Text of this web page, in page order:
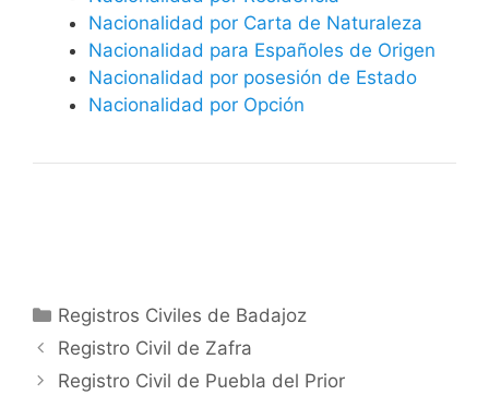
Nacionalidad por Carta de Naturaleza
Nacionalidad para Españoles de Origen
Nacionalidad por posesión de Estado
Nacionalidad por Opción
Categorías
Registros Civiles de Badajoz
Registro Civil de Zafra
Registro Civil de Puebla del Prior